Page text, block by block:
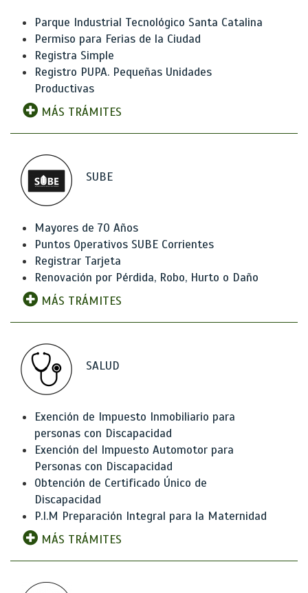
Parque Industrial Tecnológico Santa Catalina
Permiso para Ferias de la Ciudad
Registra Simple
Registro PUPA. Pequeñas Unidades
Productivas
MÁS TRÁMITES
SUBE
Mayores de 70 Años
Puntos Operativos SUBE Corrientes
Registrar Tarjeta
Renovación por Pérdida, Robo, Hurto o Daño
MÁS TRÁMITES
SALUD
Exención de Impuesto Inmobiliario para
personas con Discapacidad
Exención del Impuesto Automotor para
Personas con Discapacidad
Obtención de Certificado Único de
Discapacidad
P.I.M Preparación Integral para la Maternidad
MÁS TRÁMITES